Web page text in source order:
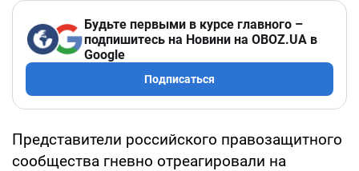
Будьте первыми в курсе главного –
подпишитесь на Новини на OBOZ.UA в
Google
Подписаться
Представители российского правозащитного
сообщества гневно отреагировали на